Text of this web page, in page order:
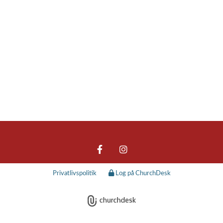
Privatlivspolitik Log på ChurchDesk